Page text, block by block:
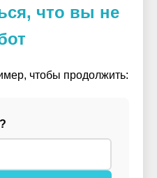
что вы не
чтобы продолжить: